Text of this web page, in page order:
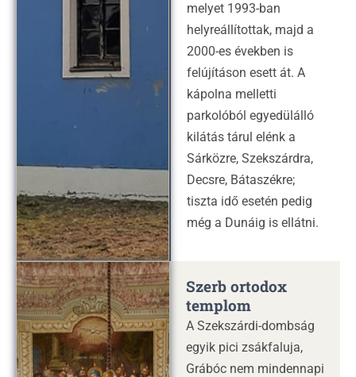
melyet 1993-ban
helyreállítottak, majd a
2000-es években is
felújításon esett át. A
kápolna melletti
parkolóból egyedülálló
kilátás tárul elénk a
Sárközre, Szekszárdra,
Decsre, Bátaszékre;
tiszta idő esetén pedig
még a Dunáig is ellátni.
Szerb ortodox
templom
A Szekszárdi-dombság
egyik pici zsákfaluja,
Grábóc nem mindennapi